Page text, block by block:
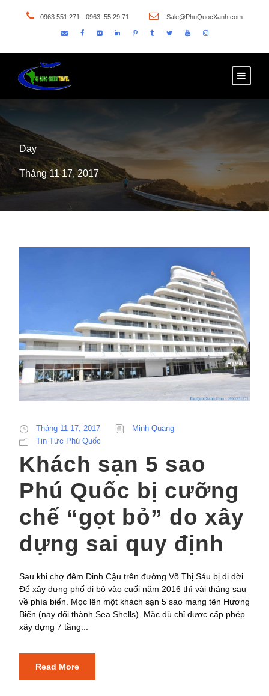
0963.551.271 - 0963. 55.29.71 Sale@PhuQuocXanh.com
Day
Tháng 11 17, 2017
Tháng 11 17, 2017
Minh Quang
Tin Tức Phú Quốc
Khách sạn 5 sao
Phú Quốc bị cưỡng
chế “gọt bỏ” do xây
dựng sai quy định
Sau khi chợ đêm Dinh Cậu trên đường Võ Thị Sáu bị di dời.
Để xây dựng phố đi bộ vào cuối năm 2016 thì vài tháng sau
về phía biển. Mọc lên một khách sạn 5 sao mang tên Hương
Biển (nay đổi thành Sea Shells). Mặc dù chỉ được cấp phép
xây dựng 7 tầng...
Read More